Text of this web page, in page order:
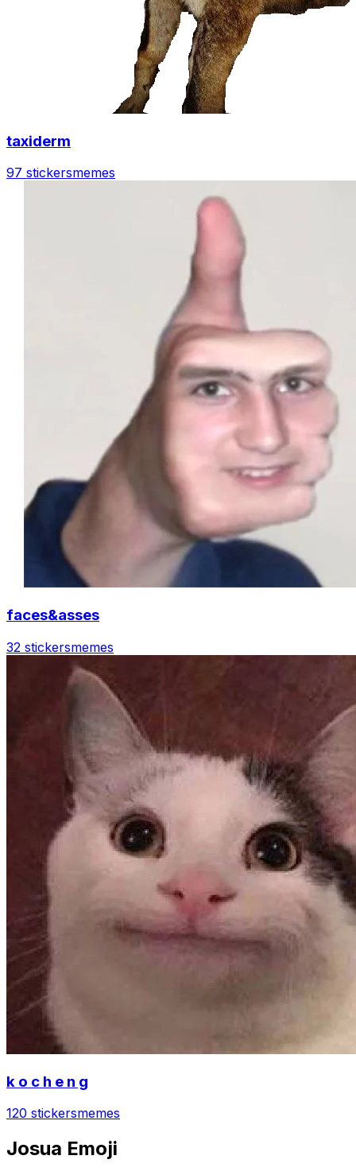
taxiderm
97 stickersmemes
faces&asses
32 stickersmemes
k o c h e n g
120 stickersmemes
Josua Emoji